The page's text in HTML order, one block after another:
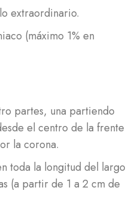
extraordinario.
(máximo 1% en
partes, una partiendo
el centro de la frente
la corona.
toda la longitud del largo
(a partir de 1 a 2 cm de